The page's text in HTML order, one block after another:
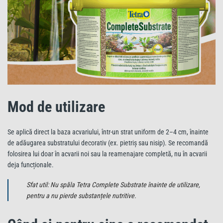
Mod de utilizare
Se aplică direct la baza acvariului, într-un strat uniform de 2–4 cm, înainte
de adăugarea substratului decorativ (ex. pietriș sau nisip). Se recomandă
folosirea lui doar în acvarii noi sau la reamenajare completă, nu în acvarii
deja funcționale.
Sfat util: Nu spăla Tetra Complete Substrate înainte de utilizare,
pentru a nu pierde substanțele nutritive.